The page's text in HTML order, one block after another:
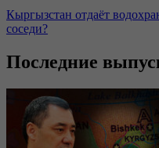
Кыргызстан отдаёт
соседи?
Последние